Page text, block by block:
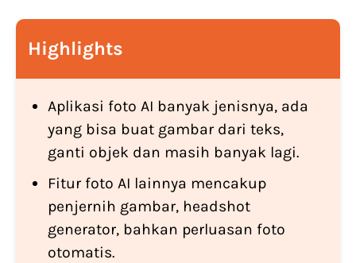
Highlights
Aplikasi foto AI banyak jenisnya, ada
yang bisa buat gambar dari teks,
ganti objek dan masih banyak lagi.
Fitur foto AI lainnya mencakup
penjernih gambar, headshot
generator, bahkan perluasan foto
otomatis.